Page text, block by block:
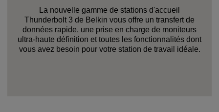
La nouvelle gamme de stations d'accueil
Thunderbolt 3 de Belkin vous offre un transfert de
données rapide, une prise en charge de moniteurs
ultra-haute définition et toutes les fonctionnalités dont
vous avez besoin pour votre station de travail idéale.